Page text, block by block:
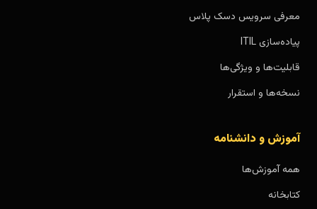
معرفی سرویس دسک پلاس
پیاده‌سازی ITIL
قابلیت‌ها و ویژگی‌ها
نسخه‌ها و استقرار
آموزش و دانشنامه
همه آموزش‌ها
کتابخانه